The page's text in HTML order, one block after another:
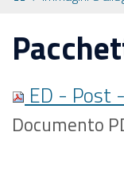
Eventi
Tutte le notizie
ED - Post
Documento